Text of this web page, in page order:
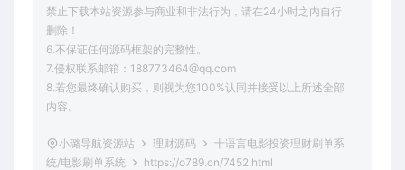
禁止下载本站资源参与商业和非法行为，请在24小时之内自行
删除！
6.不保证任何源码框架的完整性。
7.侵权联系邮箱：188773464@qq.com
8.若您最终确认购买，则视为您100%认同并接受以上所述全部
内容。
小璐导航资源站 理财源码
十语言电影投资理财刷单系
统/电影刷单系统
https://o789.cn/7452.html